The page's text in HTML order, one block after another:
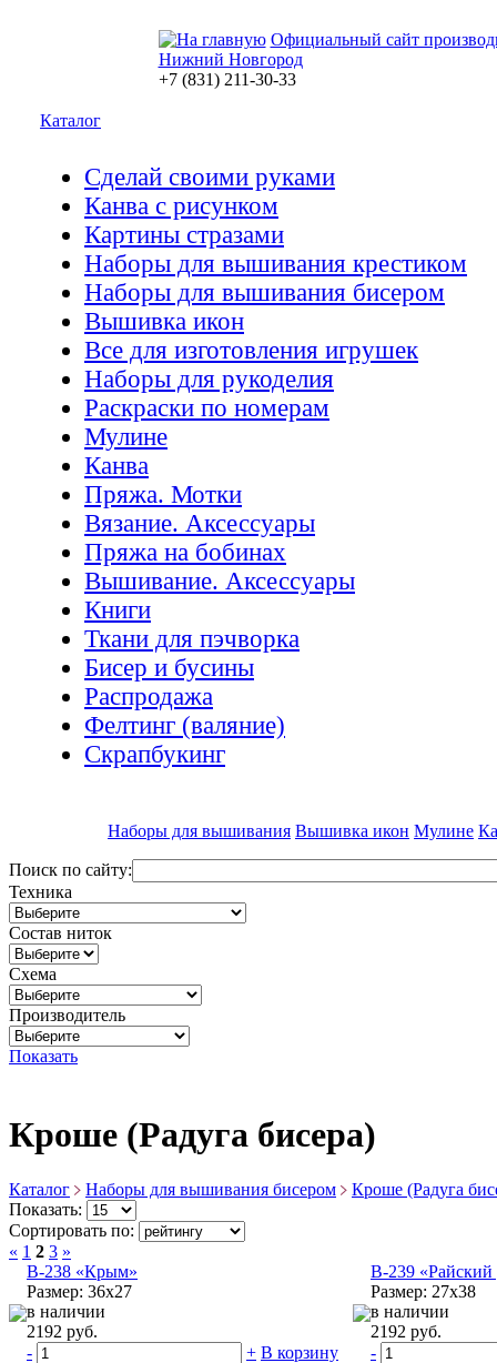
Официальный сайт
Нижний Новгород
+7 (831) 211-30-33
Каталог
Сделай своими руками
Канва с рисунком
Картины стразами
Наборы для вышивания крестиком
Наборы для вышивания бисером
Вышивка икон
Все для изготовления игрушек
Наборы для рукоделия
Раскраски по номерам
Мулине
Канва
Пряжа. Мотки
Вязание. Аксессуары
Пряжа на бобинах
Вышивание. Аксессуары
Книги
Ткани для пэчворка
Бисер и бусины
Распродажа
Фелтинг (валяние)
Скрапбукинг
Наборы для вышивания Вышивка икон Мулине
Поиск по сайту:
Техника
Состав ниток
Схема
Производитель
Показать
Кроше (Радуга бисера)
Каталог Наборы для вышивания бисером
Кроше (Радуга
Показать:
Сортировать по:
« 1 2 3 »
B-238 «Крым»
Размер: 36х27
в наличии
2192 руб.
-
+ В корзину
B-239 «Райский
Размер: 27х38
в наличии
2192 руб.
-